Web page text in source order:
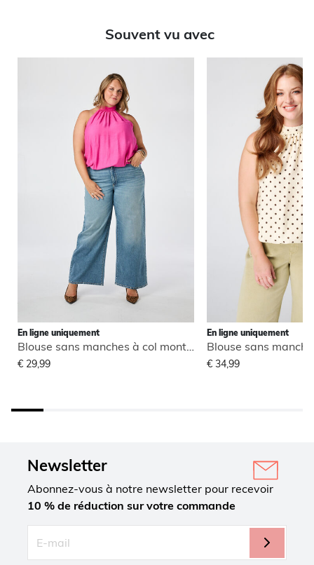
Souvent vu avec
En ligne uniquement
Blouse sans manches à col montant
€ 29,99
En ligne uniquement
€ 34,99
Newsletter
Abonnez-vous à notre newsletter pour recevoir
10 % de réduction sur votre commande